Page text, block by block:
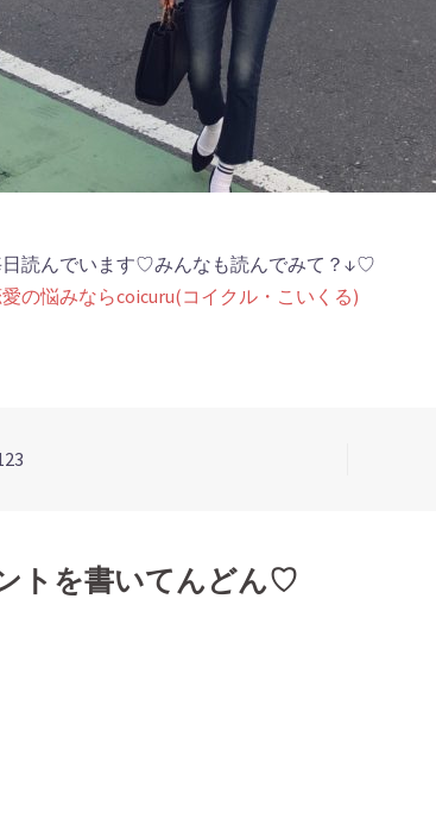
日読んでいます♡みんなも読んでみて？↓♡
の悩みならcoicuru(コイクル・こいくる)
トを書いてんどん♡